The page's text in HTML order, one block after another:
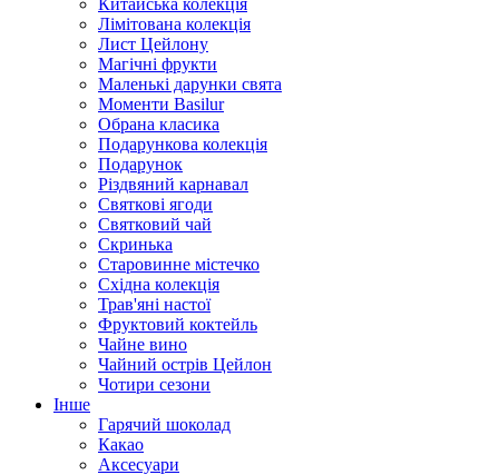
Китайська колекція
Лімітована колекція
Лист Цейлону
Магічні фрукти
Маленькі дарунки свята
Моменти Basilur
Обрана класика
Подарункова колекція
Подарунок
Різдвяний карнавал
Святкові ягоди
Святковий чай
Скринька
Старовинне містечко
Східна колекція
Трав'яні настої
Фруктовий коктейль
Чайне вино
Чайний острів Цейлон
Чотири сезони
Інше
Гарячий шоколад
Какао
Аксесуари